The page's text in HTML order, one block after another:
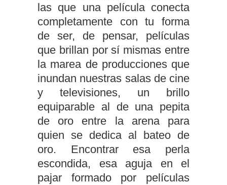
las que una película conecta
completamente con tu forma
de ser, de pensar, películas
que brillan por sí mismas entre
la marea de producciones que
inundan nuestras salas de cine
y televisiones, un brillo
equiparable al de una pepita
de oro entre la arena para
quien se dedica al bateo de
oro. Encontrar esa perla
escondida, esa aguja en el
pajar formado por películas